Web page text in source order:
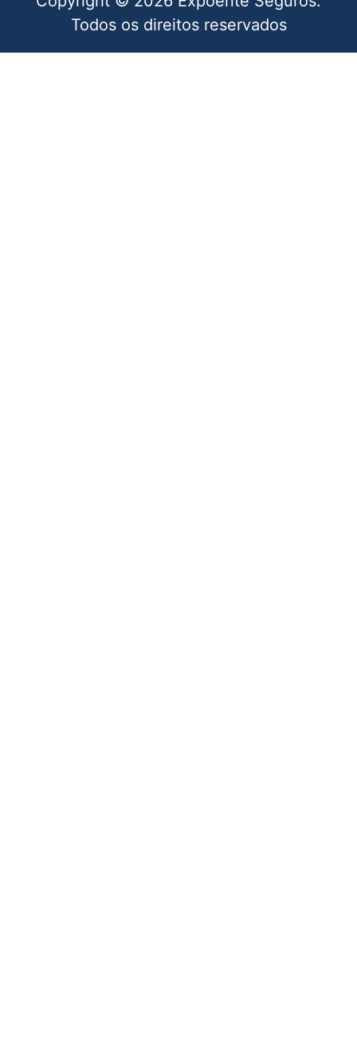
Todos os direitos reservados